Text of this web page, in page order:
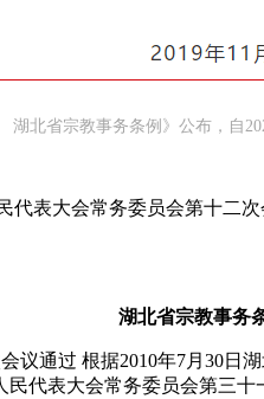
湖北省宗教事务条例》公布，自
表大会常务委员会第十二
湖北省宗教事务
议通过 根据2010年7月30
代表大会常务委员会第三